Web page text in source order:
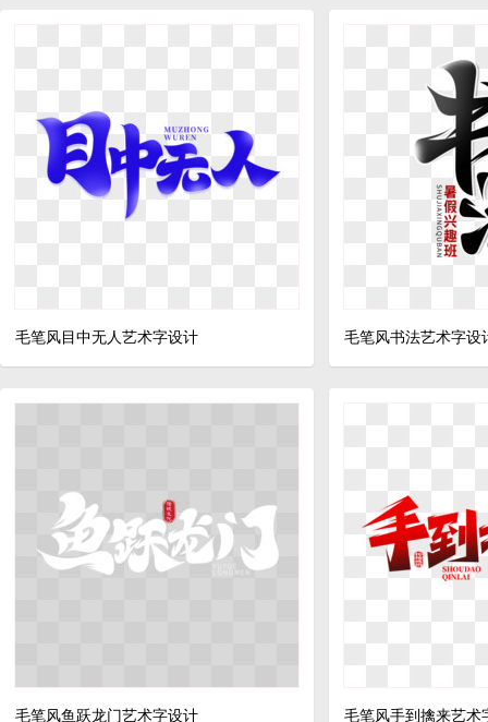
毛笔风目中无人艺术字设计 毛笔风书法艺术字设
毛笔风鱼跃龙门艺术字设计 毛笔风手到擒来艺术